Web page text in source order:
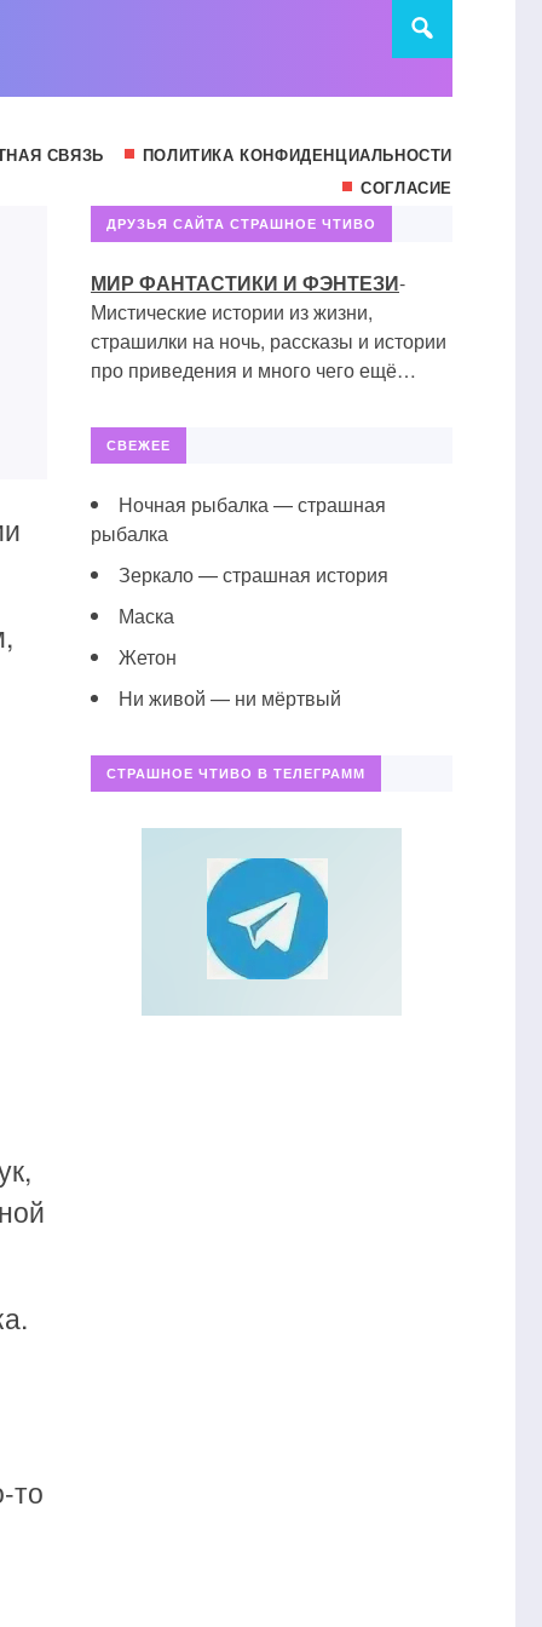
СВЯЗЬ
ПОЛИТИКА КОНФИДЕНЦИАЛЬНОСТИ
СОГЛАСИЕ
то
ДРУЗЬЯ САЙТА СТРАШНОЕ ЧТИВО
МИР ФАНТАСТИКИ И ФЭНТЕЗИ-
Мистические истории из жизни,
страшилки на ночь, рассказы и истории
про приведения и много чего ещё…
СВЕЖЕЕ
Ночная рыбалка — страшная
рыбалка
Зеркало — страшная история
Маска
Жетон
Ни живой — ни мёртвый
СТРАШНОЕ ЧТИВО В ТЕЛЕГРАММ